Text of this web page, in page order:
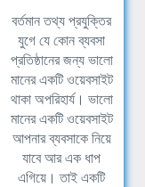
বর্তমান তথ্য প্রযুক্তির
যুগে যে কোন ব্যবসা
প্রতিষ্ঠানের জন্য ভালো
মানের একটি ওয়েবসাইট
থাকা অপরিহার্য। ভালো
মানের একটি ওয়েবসাইট
আপনার ব্যবসাকে নিয়ে
যাবে আর এক ধাপ
এগিয়ে। তাই একটি